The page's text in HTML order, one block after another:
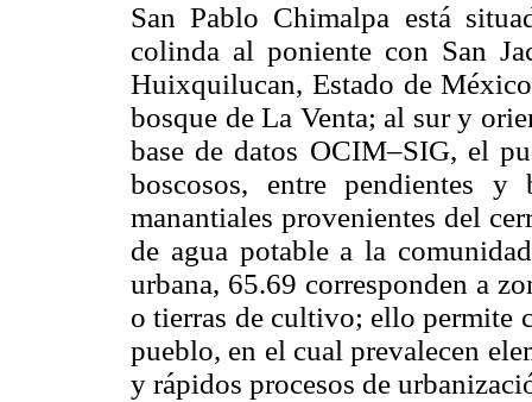
San Pablo Chimalpa está
colinda al poniente con San
Huixquilucan, Estado de
bosque de La Venta; al sur y
base de datos OCIM–SIG, el
boscosos, entre pendientes
manantiales provenientes del
de agua potable a la
urbana, 65.69 corresponden a
o tierras de cultivo; ello permite
pueblo, en el cual prevalecen
y rápidos procesos de